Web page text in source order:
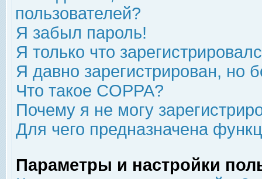
пользователей?
Я забыл пароль!
Я только что
Я давно зарегистрирован, но
Что такое COPPA?
Почему я не могу
Для чего предназначена
Параметры и настройки